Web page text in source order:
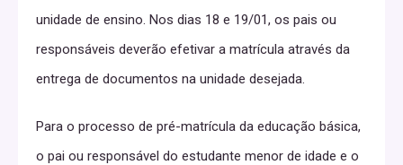
unidade de ensino. Nos dias 18 e 19/01, os pais ou
responsáveis deverão efetivar a matrícula através da
entrega de documentos na unidade desejada.
Para o processo de pré-matrícula da educação básica,
o pai ou responsável do estudante menor de idade e o